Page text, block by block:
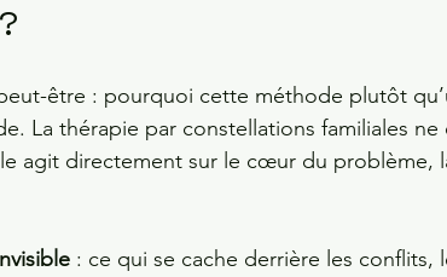
être : pourquoi cette méthode plutôt
La thérapie par constellations familiales ne
agit directement sur le cœur du problème,
: ce qui se cache derrière les conflits,